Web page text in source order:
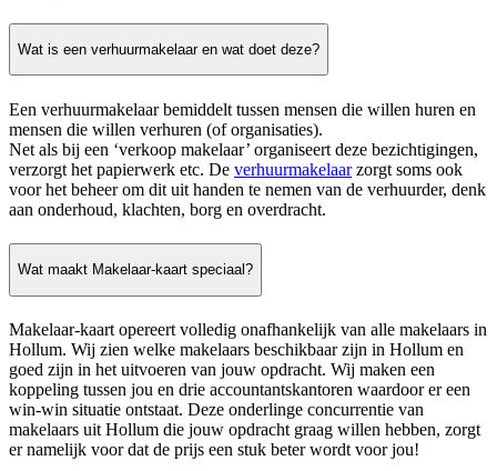
Wat is een verhuurmakelaar en wat doet deze?
Een verhuurmakelaar bemiddelt tussen mensen die willen huren en
mensen die willen verhuren (of organisaties).
Net als bij een ‘verkoop makelaar’ organiseert deze bezichtigingen,
verzorgt het papierwerk etc. De verhuurmakelaarzorgt soms ook
voor het beheer om dit uit handen te nemen van de verhuurder, denk
aan onderhoud, klachten, borg en overdracht.
Wat maakt Makelaar-kaart speciaal?
Makelaar-kaart opereert volledig onafhankelijk van alle makelaars in
Hollum. Wij zien welke makelaars beschikbaar zijn in Hollum en
goed zijn in het uitvoeren van jouw opdracht. Wij maken een
koppeling tussen jou en drie accountantskantoren waardoor er een
win-win situatie ontstaat. Deze onderlinge concurrentie van
makelaars uit Hollum die jouw opdracht graag willen hebben, zorgt
er namelijk voor dat de prijs een stuk beter wordt voor jou!